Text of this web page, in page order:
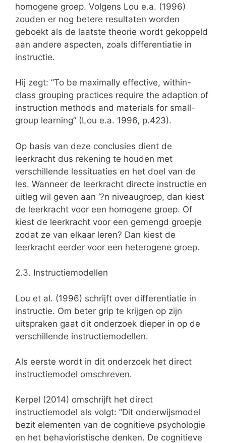
homogene groep. Volgens Lou e.a. (1996)
zouden er nog betere resultaten worden
geboekt als de laatste theorie wordt gekoppeld
aan andere aspecten, zoals differentiatie in
instructie.
Hij zegt: ”To be maximally effective, within-
class grouping practices require the adaption of
instruction methods and materials for small-
group learning” (Lou e.a. 1996, p.423).
Op basis van deze conclusies dient de
leerkracht dus rekening te houden met
verschillende lessituaties en het doel van de
les. Wanneer de leerkracht directe instructie en
uitleg wil geven aan ‘?n niveaugroep, dan kiest
de leerkracht voor een homogene groep. Of
kiest de leerkracht voor een gemengd groepje
zodat ze van elkaar leren? Dan kiest de
leerkracht eerder voor een heterogene groep.
2.3. Instructiemodellen
Lou et al. (1996) schrijft over differentiatie in
instructie. Om beter grip te krijgen op zijn
uitspraken gaat dit onderzoek dieper in op de
verschillende instructiemodellen.
Als eerste wordt in dit onderzoek het direct
instructiemodel omschreven.
Kerpel (2014) omschrijft het direct
instructiemodel als volgt: ”Dit onderwijsmodel
bezit elementen van de cognitieve psychologie
en het behavioristische denken. De cognitieve